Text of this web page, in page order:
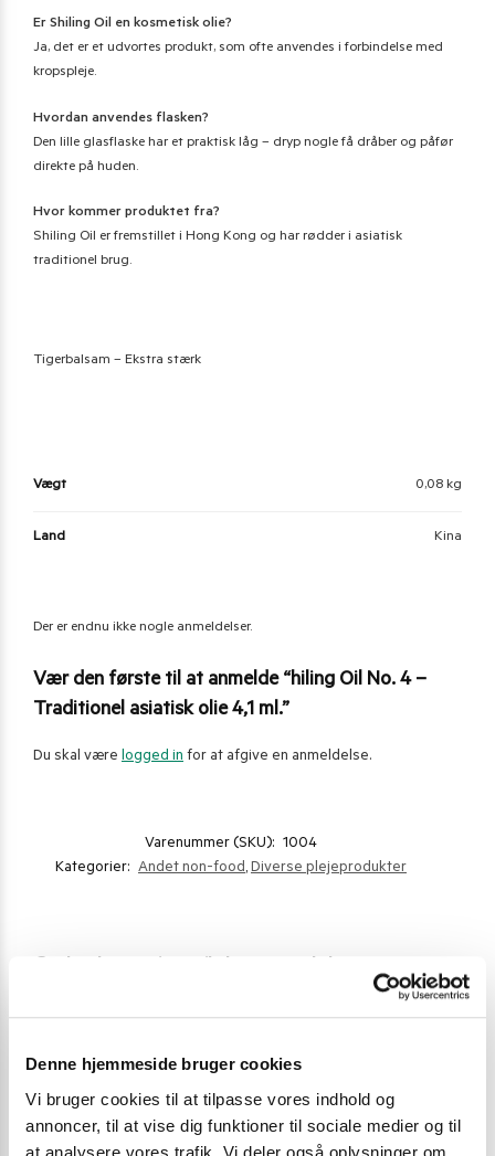
Denne hjemmeside bruger cookies
Vi bruger cookies til at tilpasse vores indhold og
annoncer, til at vise dig funktioner til sociale medier og til
at analysere vores trafik. Vi deler også oplysninger om
Er Shiling Oil en kosmetisk olie?
Ja, det er et udvortes produkt, som ofte anvendes i forbindelse med
kropspleje.
Hvordan anvendes flasken?
Den lille glasflaske har et praktisk låg – dryp nogle få dråber og påfør
direkte på huden.
Hvor kommer produktet fra?
Shiling Oil er fremstillet i Hong Kong og har rødder i asiatisk
traditionel brug.
Tigerbalsam – Ekstra stærk
Vægt 0,08 kg
Land Kina
Der er endnu ikke nogle anmeldelser.
Vær den første til at anmelde “hiling Oil No. 4 –
Traditionel asiatisk olie 4,1 ml.”
Du skal være logged in for at afgive en anmeldelse.
Varenummer (SKU): 1004
Kategorier: Andet non-food, Diverse plejeprodukter